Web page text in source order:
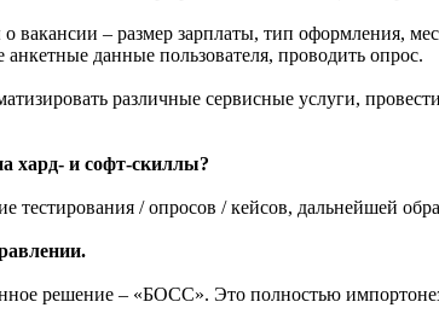
– размер зарплаты, тип оформления,
данные пользователя, проводить опрос.
различные сервисные услуги,
хард- и софт-скиллы?
/ опросов / кейсов, дальнейшей
решение – «БОСС». Это полностью